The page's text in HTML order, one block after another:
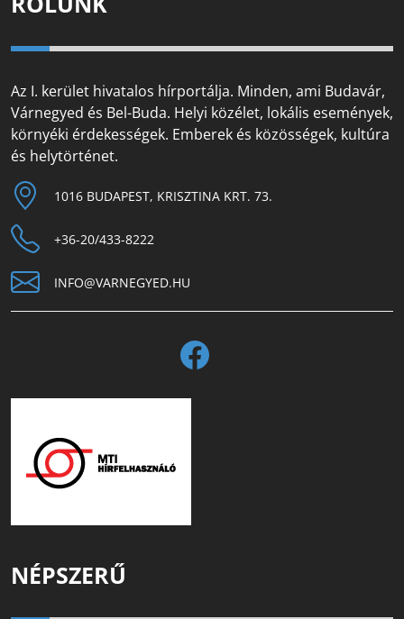
Az I. kerület hivatalos hírportálja. Minden, ami Budavár,
Várnegyed és Bel-Buda. Helyi közélet, lokális események,
környéki érdekességek. Emberek és közösségek, kultúra
és helytörténet.
1016 BUDAPEST, KRISZTINA KRT. 73.
+36-20/433-8222
INFO@VARNEGYED.HU
NÉPSZERŰ